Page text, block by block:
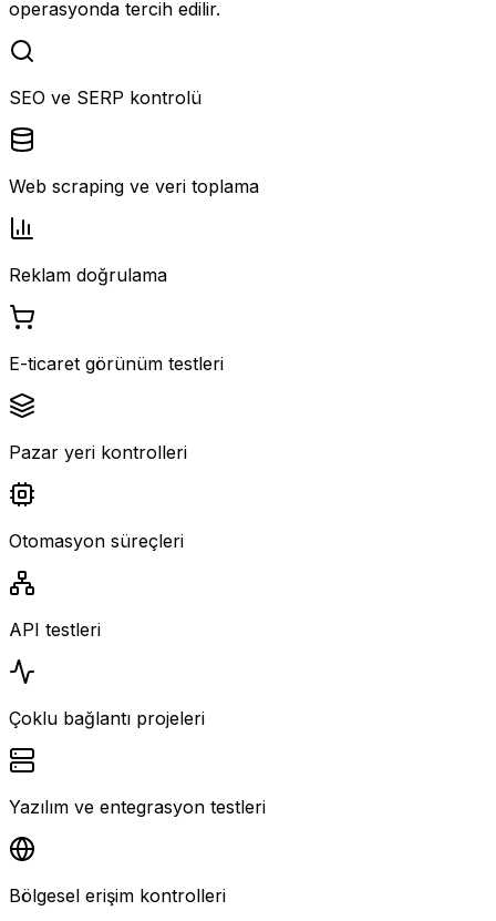
operasyonda tercih edilir.
SEO ve SERP kontrolü
Web scraping ve veri toplama
Reklam doğrulama
E-ticaret görünüm testleri
Pazar yeri kontrolleri
Otomasyon süreçleri
API testleri
Çoklu bağlantı projeleri
Yazılım ve entegrasyon testleri
Bölgesel erişim kontrolleri